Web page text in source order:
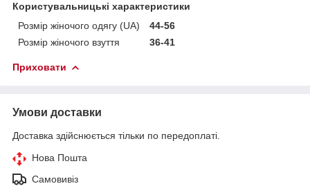
Користувальницькі характеристики
Розмір жіночого одягу (UA)
44-56
Розмір жіночого взуття
36-41
Приховати
Умови доставки
Доставка здійснюється тільки по передоплаті.
Нова Пошта
Самовивіз